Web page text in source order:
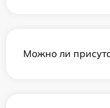
Можно ли